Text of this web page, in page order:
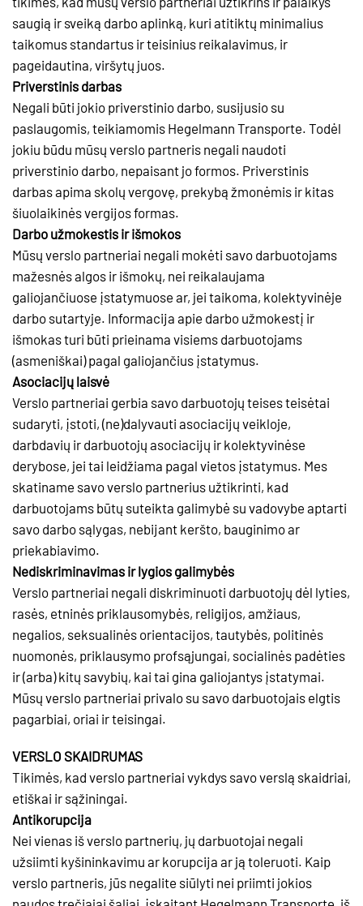
saugią ir sveiką darbo aplinką, kuri atitiktų minimalius
taikomus standartus ir teisinius reikalavimus, ir
pageidautina, viršytų juos.
Priverstinis darbas
Negali būti jokio priverstinio darbo, susijusio su
paslaugomis, teikiamomis Hegelmann Transporte. Todėl
jokiu būdu mūsų verslo partneris negali naudoti
priverstinio darbo, nepaisant jo formos. Priverstinis
darbas apima skolų vergovę, prekybą žmonėmis ir kitas
šiuolaikinės vergijos formas.
Darbo užmokestis ir išmokos
Mūsų verslo partneriai negali mokėti savo darbuotojams
mažesnės algos ir išmokų, nei reikalaujama
galiojančiuose įstatymuose ar, jei taikoma, kolektyvinėje
darbo sutartyje. Informacija apie darbo užmokestį ir
išmokas turi būti prieinama visiems darbuotojams
(asmeniškai) pagal galiojančius įstatymus.
Asociacijų laisvė
Verslo partneriai gerbia savo darbuotojų teises teisėtai
sudaryti, įstoti, (ne)dalyvauti asociacijų veikloje,
darbdavių ir darbuotojų asociacijų ir kolektyvinėse
derybose, jei tai leidžiama pagal vietos įstatymus. Mes
skatiname savo verslo partnerius užtikrinti, kad
darbuotojams būtų suteikta galimybė su vadovybe aptarti
savo darbo sąlygas, nebijant keršto, bauginimo ar
priekabiavimo.
Nediskriminavimas ir lygios galimybės
Verslo partneriai negali diskriminuoti darbuotojų dėl lyties,
rasės, etninės priklausomybės, religijos, amžiaus,
negalios, seksualinės orientacijos, tautybės, politinės
nuomonės, priklausymo profsąjungai, socialinės padėties
ir (arba) kitų savybių, kai tai gina galiojantys įstatymai.
Mūsų verslo partneriai privalo su savo darbuotojais elgtis
pagarbiai, oriai ir teisingai.
VERSLO SKAIDRUMAS
Tikimės, kad verslo partneriai vykdys savo verslą skaidriai,
etiškai ir sąžiningai.
Antikorupcija
Nei vienas iš verslo partnerių, jų darbuotojai negali
užsiimti kyšininkavimu ar korupcija ar ją toleruoti. Kaip
verslo partneris, jūs negalite siūlyti nei priimti jokios